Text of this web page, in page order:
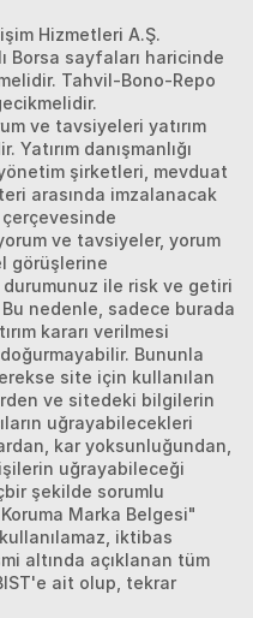
Hizmetleri A.Ş.
Borsa sayfaları haricinde
Tahvil-Bono-Repo
ve tavsiyeleri yatırım
Yatırım danışmanlığı
şirketleri, mevduat
arasında imzalanacak
çerçevesinde
ve tavsiyeler, yorum
görüşlerine
durumunuz ile risk ve getiri
nedenle, sadece burada
kararı verilmesi
Bununla
site için kullanılan
ve sitedeki bilgilerin
uğrayabilecekleri
kar yoksunluğundan,
uğrayabileceği
şekilde sorumlu
Marka Belgesi"
iktibas
altında açıklanan tüm
ait olup, tekrar